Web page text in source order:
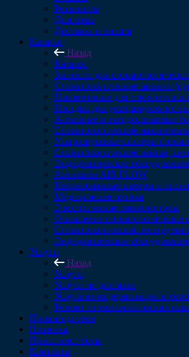
Реквизиты
Дипломы
Доставка и оплата
Каталог
Назад
Каталог
Запчасти для
Стоматологические шланги
Наконечники для слюноотсоса
Насадки для ультразвукового
Алмазные и твердосплавные
Стоматологические
Ультразвуковые скалеры
Стоматологические лампы,
Эндодонтическое оборудование
Аппараты AIR FLOW
Интраоральные камеры и
Медицинская оптика
Электрические микромоторы
Оснащение
Стоматологический
Эндодонтическое оборудование
Услуги
Назад
Услуги
Услуги по доставке
Услуга по модернизации и
Ремонт стоматологических
Производители
Новинки
Прайс-лист боры
Контакты